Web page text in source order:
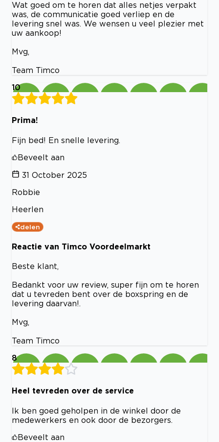
Wat goed om te horen dat alles netjes verpakt
was, de communicatie goed verliep en de
levering snel was. We wensen u veel plezier met
uw aankoop!
Mvg,
Team Timco
10
Prima!
Fijn bed! En snelle levering.
Beveelt aan
31 October 2025
Robbie
Heerlen
delen
Reactie van Timco Voordeelmarkt
Beste klant,
Bedankt voor uw review, super fijn om te horen
dat u tevreden bent over de boxspring en de
levering daarvan!.
Mvg,
Team Timco
8
Heel tevreden over de service
Ik ben goed geholpen in de winkel door de
medewerkers en ook door de bezorgers.
Beveelt aan